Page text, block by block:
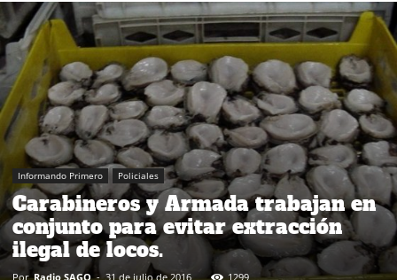
Informando Primero Policiales
Carabineros y Armada trabajan en
conjunto para evitar extracción
ilegal de locos.
Por Radio SAGO - 31 de julio de 2016 1299